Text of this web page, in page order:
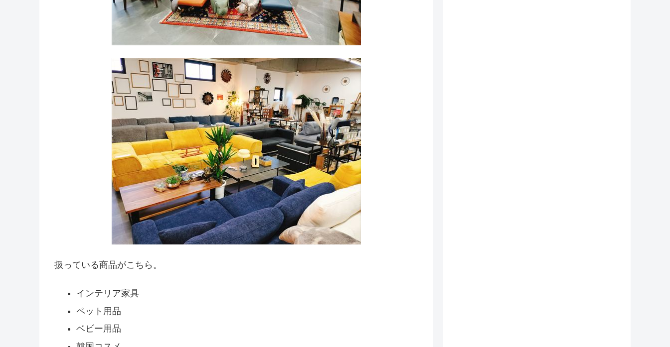
扱っている商品がこちら。
インテリア家具
ペット用品
ベビー用品